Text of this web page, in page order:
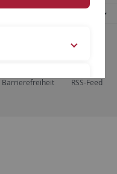
Barrierefreiheit RSS-Feed